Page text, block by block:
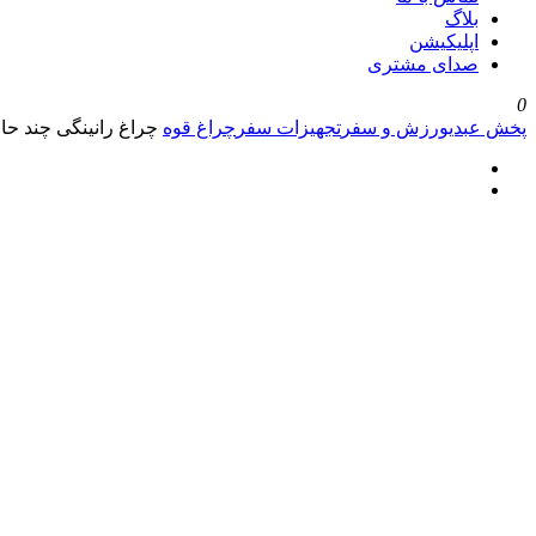
بلاگ
اپلیکیشن
صدای مشتری
0
پخش عبدیورزش و سفر تجهیزات سفر چراغ قوه چراغ رانینگی چند